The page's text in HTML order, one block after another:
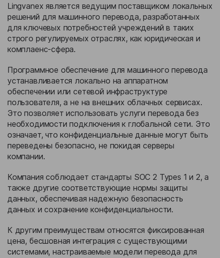
Lingvanex является ведущим поставщиком локальных
решений для машинного перевода, разработанных
для ключевых потребностей учреждений в таких
строго регулируемых отраслях, как юридическая и
комплаенс-сфера.
Программное обеспечение для машинного перевода
устанавливается локально на аппаратном
обеспечении или сетевой инфраструктуре
пользователя, а не на внешних облачных сервисах.
Это позволяет использовать услуги перевода без
необходимости подключения к глобальной сети. Это
означает, что конфиденциальные данные могут быть
переведены безопасно, не покидая серверы
компании.
Компания соблюдает стандарты SOC 2 Types 1 и 2, а
также другие соответствующие нормы защиты
данных, обеспечивая надежную безопасность
данных и сохранение конфиденциальности.
К другим преимуществам относятся фиксированная
цена, бесшовная интеграция с существующими
системами, настраиваемые модели перевода для